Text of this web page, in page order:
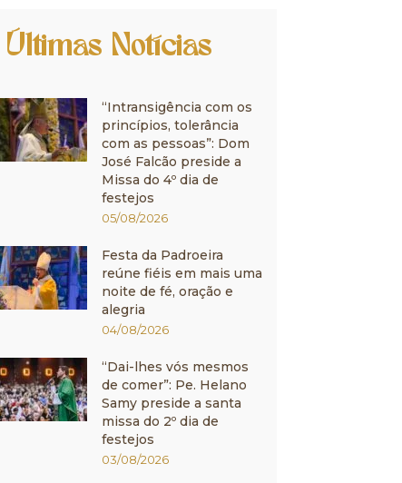
Últimas Notícias
“Intransigência com os
princípios, tolerância
com as pessoas”: Dom
José Falcão preside a
Missa do 4º dia de
festejos
05/08/2026
Festa da Padroeira
reúne fiéis em mais uma
noite de fé, oração e
alegria
04/08/2026
“Dai-lhes vós mesmos
de comer”: Pe. Helano
Samy preside a santa
missa do 2º dia de
festejos
03/08/2026